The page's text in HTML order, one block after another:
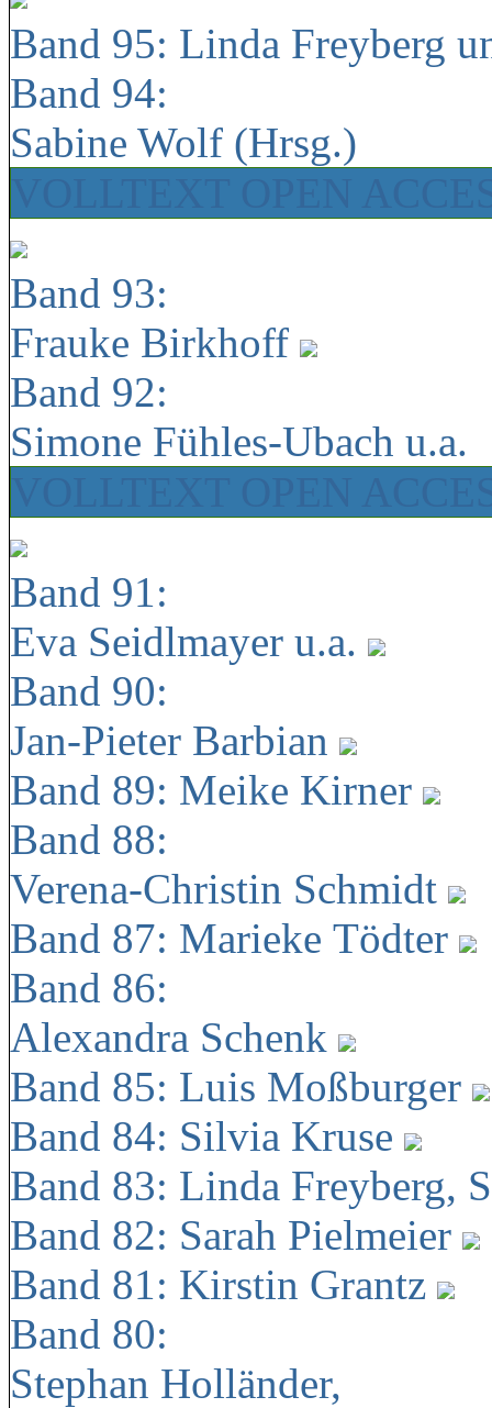
Band 95: Linda Freyberg
Band 94:
Sabine Wolf (Hrsg.)
Band 93:
Frauke Birkhoff
Band 92:
Simone Fühles-Ubach u.a.
Band 91:
Eva Seidlmayer u.a.
Band 90:
Jan-Pieter Barbian
Band 89: Meike Kirner
Band 88:
Verena-Christin Schmidt
Band 87: Marieke Tödter
Band 86:
Alexandra Schenk
Band 85: Luis Moßburger
Band 84: Silvia Kruse
Band 83: Linda Freyberg,
Band 82: Sarah Pielmeier
Band 81: Kirstin Grantz
Band 80:
Stephan Holländer,